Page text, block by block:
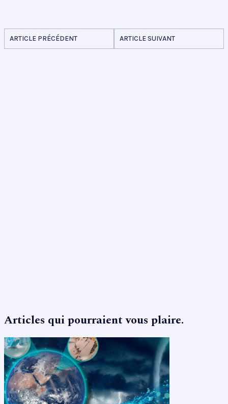
ARTICLE PRÉCÉDENT ARTICLE SUIVANT
Articles qui pourraient vous plaire.